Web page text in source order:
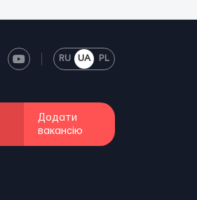
RU UA PL
Додати
вакансію